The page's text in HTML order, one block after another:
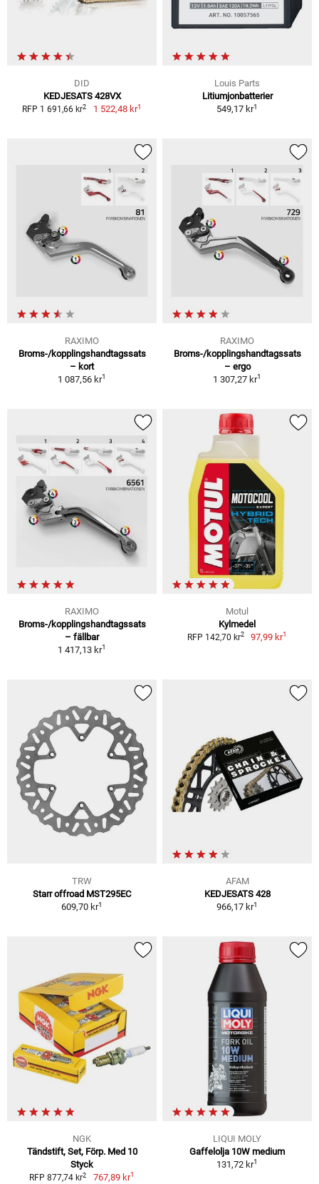
DID
KEDJESATS 428VX
RFP 1 691,66 kr2 1 522,48 kr1
Louis Parts
Litiumjonbatterier
549,17 kr1
RAXIMO
Broms-/kopplingshandtagssats
– kort
1 087,56 kr1
RAXIMO
Broms-/kopplingshandtagssats
– ergo
1 307,27 kr1
RAXIMO
Broms-/kopplingshandtagssats
– fällbar
1 417,13 kr1
Motul
Kylmedel
RFP 142,70 kr2 97,99 kr1
TRW
Starr offroad MST295EC
609,70 kr1
AFAM
KEDJESATS 428
966,17 kr1
NGK
Tändstift, Set, Förp. Med 10
Styck
RFP 877,74 kr2 767,89 kr1
LIQUI MOLY
Gaffelolja 10W medium
131,72 kr1